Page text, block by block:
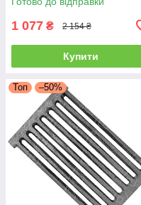
1 077 ₴ 2 154 ₴
Купити
Топ –50%